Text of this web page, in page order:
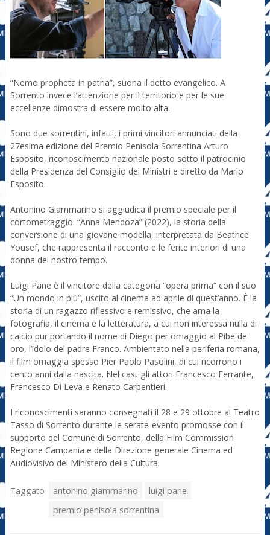
“Nemo propheta in patria”, suona il detto evangelico. A
Sorrento invece l’attenzione per il territorio e per le sue
eccellenze dimostra di essere molto alta.
Sono due sorrentini, infatti, i primi vincitori annunciati della
27esima edizione del Premio Penisola Sorrentina Arturo
Esposito, riconoscimento nazionale posto sotto il patrocinio
della Presidenza del Consiglio dei Ministri e diretto da Mario
Esposito.
Antonino Giammarino si aggiudica il premio speciale per il
cortometraggio: “Anna Mendoza” (2022), la storia della
conversione di una giovane modella, interpretata da Beatrice
Yousef, che rappresenta il racconto e le ferite interiori di una
donna del nostro tempo.
Luigi Pane è il vincitore della categoria “opera prima” con il suo
“Un mondo in più”, uscito al cinema ad aprile di quest’anno. È la
storia di un ragazzo riflessivo e remissivo, che ama la
fotografia, il cinema e la letteratura, a cui non interessa nulla di
calcio pur portando il nome di Diego per omaggio al Pibe de
oro, l’idolo del padre Franco. Ambientato nella periferia romana,
il film omaggia spesso Pier Paolo Pasolini, di cui ricorrono i
cento anni dalla nascita. Nel cast gli attori Francesco Ferrante,
Francesco Di Leva e Renato Carpentieri.
I riconoscimenti saranno consegnati il 28 e 29 ottobre al Teatro
Tasso di Sorrento durante le serate-evento promosse con il
supporto del Comune di Sorrento, della Film Commission
Regione Campania e della Direzione generale Cinema ed
Audiovisivo del Ministero della Cultura.
Taggato antonino giammarino
luigi pane
premio penisola sorrentina